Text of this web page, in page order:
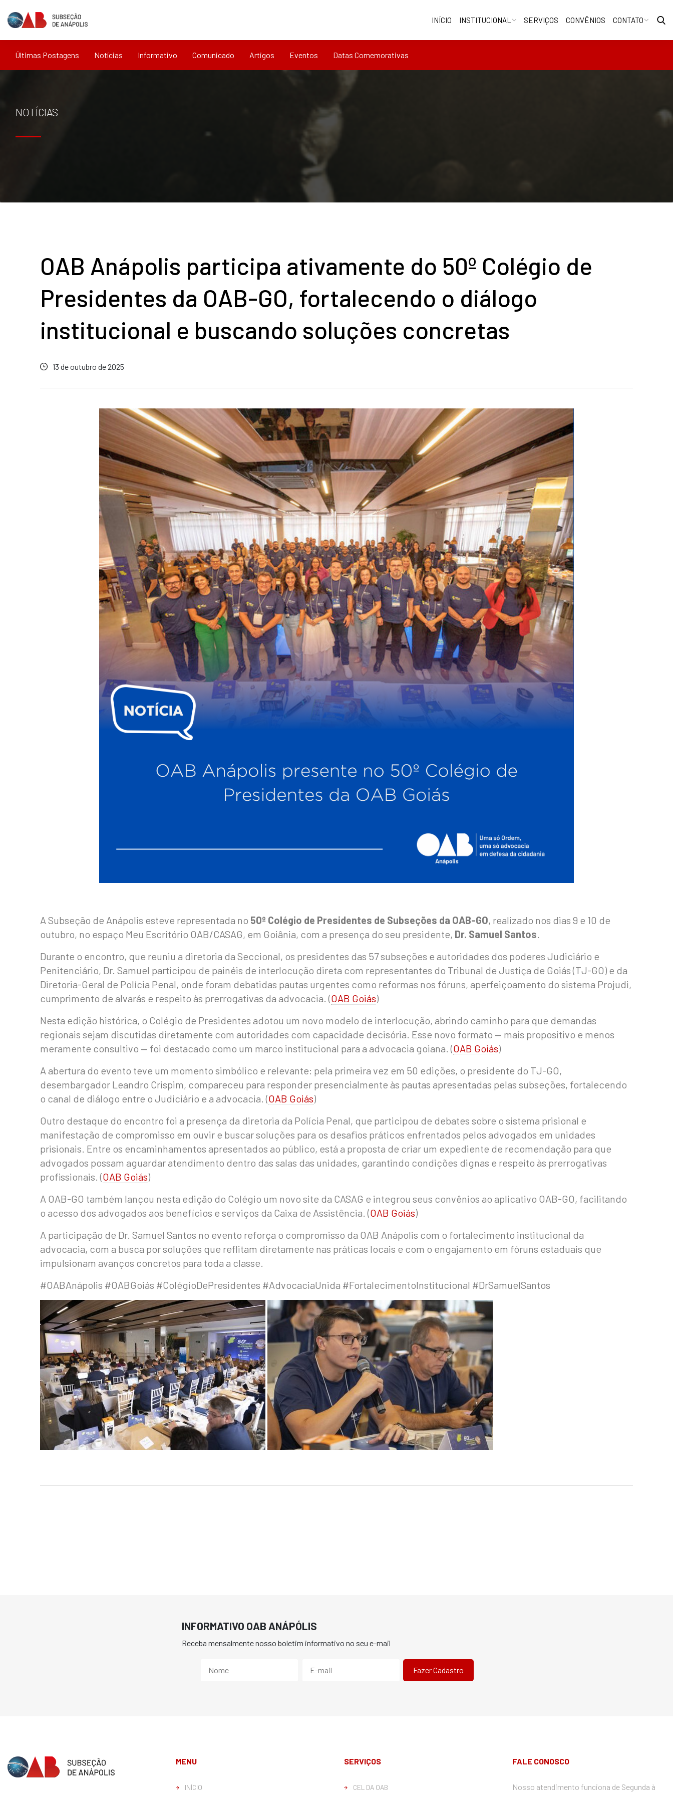
INÍCIO INSTITUCIONAL SERVIÇOS CONVÊNIOS CONTATO
Últimas Postagens Notícias Informativo Comunicado Artigos Eventos Datas Comemorativas
NOTÍCIAS
OAB Anápolis participa ativamente do 50º Colégio de
Presidentes da OAB-GO, fortalecendo o diálogo
institucional e buscando soluções concretas
13 de outubro de 2025
A Subseção de Anápolis esteve representada no 50º Colégio de Presidentes de Subseções da OAB-GO, realizado nos dias 9 e 10 de
outubro, no espaço Meu Escritório OAB/CASAG, em Goiânia, com a presença do seu presidente, Dr. Samuel Santos.
Durante o encontro, que reuniu a diretoria da Seccional, os presidentes das 57 subseções e autoridades dos poderes Judiciário e
Penitenciário, Dr. Samuel participou de painéis de interlocução direta com representantes do Tribunal de Justiça de Goiás (TJ-GO) e da
Diretoria-Geral de Polícia Penal, onde foram debatidas pautas urgentes como reformas nos fóruns, aperfeiçoamento do sistema Projudi,
cumprimento de alvarás e respeito às prerrogativas da advocacia. (OAB Goiás)
Nesta edição histórica, o Colégio de Presidentes adotou um novo modelo de interlocução, abrindo caminho para que demandas
regionais sejam discutidas diretamente com autoridades com capacidade decisória. Esse novo formato — mais propositivo e menos
meramente consultivo — foi destacado como um marco institucional para a advocacia goiana. (OAB Goiás)
A abertura do evento teve um momento simbólico e relevante: pela primeira vez em 50 edições, o presidente do TJ-GO,
desembargador Leandro Crispim, compareceu para responder presencialmente às pautas apresentadas pelas subseções, fortalecendo
o canal de diálogo entre o Judiciário e a advocacia. (OAB Goiás)
Outro destaque do encontro foi a presença da diretoria da Polícia Penal, que participou de debates sobre o sistema prisional e
manifestação de compromisso em ouvir e buscar soluções para os desafios práticos enfrentados pelos advogados em unidades
prisionais. Entre os encaminhamentos apresentados ao público, está a proposta de criar um expediente de recomendação para que
advogados possam aguardar atendimento dentro das salas das unidades, garantindo condições dignas e respeito às prerrogativas
profissionais. (OAB Goiás)
A OAB-GO também lançou nesta edição do Colégio um novo site da CASAG e integrou seus convênios ao aplicativo OAB-GO, facilitando
o acesso dos advogados aos benefícios e serviços da Caixa de Assistência. (OAB Goiás)
A participação de Dr. Samuel Santos no evento reforça o compromisso da OAB Anápolis com o fortalecimento institucional da
advocacia, com a busca por soluções que reflitam diretamente nas práticas locais e com o engajamento em fóruns estaduais que
impulsionam avanços concretos para toda a classe.
#OABAnápolis #OABGoiás #ColégioDePresidentes #AdvocaciaUnida #FortalecimentoInstitucional #DrSamuelSantos
INFORMATIVO OAB ANÁPÓLIS
Receba mensalmente nosso boletim informativo no seu e-mail
MENU
INÍCIO
SERVIÇOS
CEL DA OAB
FALE CONOSCO
Nosso atendimento funciona de Segunda à